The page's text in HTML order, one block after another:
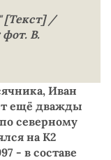
[Текст] /
В.
Иван
ещё дважды
северному
на К2
- в составе